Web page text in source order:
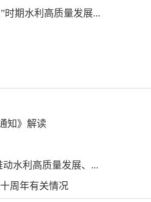
时期水利高质量发展...
知》解读
水利高质量发展、...
周年有关情况